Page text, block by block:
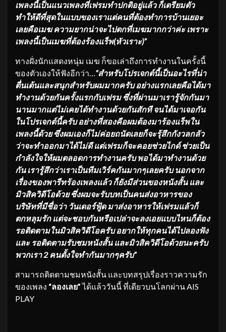
เพลงนี้เป็นแนวเพลงที่เฟรมทำปกติอยู่แล้ว ก็เตรียมตัว
ทำให้ดีที่สุดในแบบของเราแต่คนที่ต้องทำการบ้านเยอะ
เลยคือเมฆ ความยากน่าจะไปตกที่เมฆมากกว่าค่ะ เพราะ
เพลงนี้เป็นเมฆที่ต้องร้องแร็พ(หัวเราะ)”
ทางฝั่งนักแสดงหนุ่ม เมฆ ก็ขอเล่าถึงการทำงานในครั้งนี้
ของตัวเองให้ฟังอีกว่า… “สำหรับโปรเจกต์นี้เป็นอะไรที่น่า
ตื่นเต้นและสนุกสำหรับผมมากครับ อย่างแรกเลยคือได้มา
ทำงานด้วยกันครั้งแรกกับเฟรม ซึ่งที่ผ่านมาเรารู้จักกันมา
นานมากแต่ไม่เคยได้ทำงานด้วยกันสักที จนได้มาเจอกัน
ในโปรเจกต์นี้ครับ อย่างที่สองคือผมต้องมาร้องแร็พใน
เพลงนี้ด้วย ซึ่งผมเองก็ไม่ค่อยถนัดเลยก็จะรุ้สึกกังวลกลัว
ว่าจะทำออกมาได้ไม่ดี แต่เฟรมก็จะคอยช่วยไกด์ ช่วยเป็น
กำลังใจให้ผมตลอดการทำงานครับ พอได้มาทำงานด้วย
กัน เรารู้สึกว่าเราเป็นทีมเวิร์คกันมากๆเลยครับ นอกจาก
เรื่องของพารืทร้องเพลงแล้ว ก็ยังมีส่วนของหนังสั้น และ
มิวสิควิดีโอด้วย ซึ่งผมจะรับบทเป็นคนส่งอาหารของ
บริษัทที่มีชื่อว่า วันเดอร์ฟู้ด มาส่งอาหารให้เฟรมแล้วก็
ตกหลุมรัก แต่จะชอบกันหรือเปล่าจะลงเอยแบบไหนก็ต้อง
รอติดตามในมิวสิควิดีโอครับอยากให้ทุกคนได้ไปลองฟัง
และ รอติดตามรับชมหนังสั้น และมิวสิควิดีโอด้วยนะครับ
พวกเรา2 คนตั้งใจทำกันมากๆครับ”
สามารถติดตามชมหนังสั้น และบทสรุปเรื่องราวความรัก
ของเพลง “ลองเลย”ได้แล้ววันนี้ ที่เดียวบนโลกผ่าน AIS
PLAY